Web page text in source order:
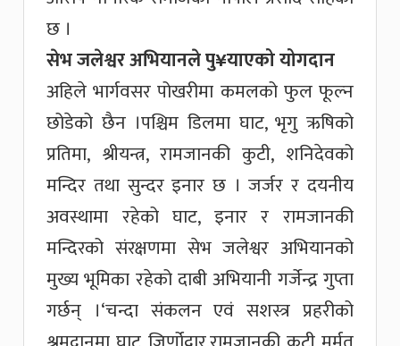
छ ।
सेभ जलेश्वर अभियानले पु¥याएको योगदान
अहिले भार्गवसर पोखरीमा कमलको फुल फूल्न
छोडेको छैन ।पश्चिम डिलमा घाट, भृगु ऋषिको
प्रतिमा, श्रीयन्त्र, रामजानकी कुटी, शनिदेवको
मन्दिर तथा सुन्दर इनार छ । जर्जर र दयनीय
अवस्थामा रहेको घाट, इनार र रामजानकी
मन्दिरको संरक्षणमा सेभ जलेश्वर अभियानको
मुख्य भूमिका रहेको दाबी अभियानी गर्जेन्द्र गुप्ता
गर्छन् ।‘चन्दा संकलन एवं सशस्त्र प्रहरीको